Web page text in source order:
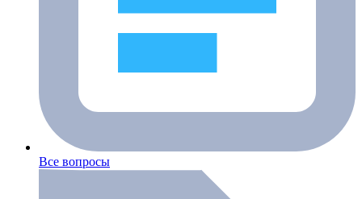
Все вопросы